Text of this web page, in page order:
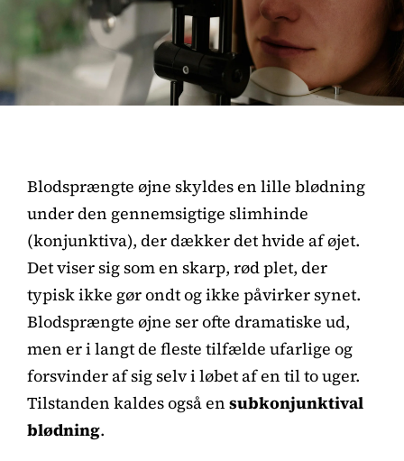
Blodsprængte øjne skyldes en lille blødning
under den gennemsigtige slimhinde
(konjunktiva), der dækker det hvide af øjet.
Det viser sig som en skarp, rød plet, der
typisk ikke gør ondt og ikke påvirker synet.
Blodsprængte øjne ser ofte dramatiske ud,
men er i langt de fleste tilfælde ufarlige og
forsvinder af sig selv i løbet af en til to uger.
Tilstanden kaldes også en subkonjunktival
blødning.